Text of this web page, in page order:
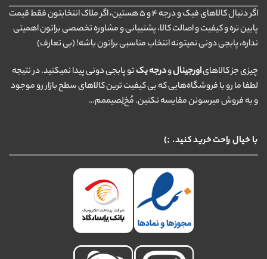
اگر دنبال کالاهای فیک و درجه ۴ و ۵ هستین، اگر ملاک انتخابتون فقط قیمت
پایین تره و کیفیت و اصالت کالا، پشتیبانی و مشاوره تخصصی براتون اهمیتی
نداره، پابجی دونی نمیتونه انتخاب مناسبی براتون باشه! (بی تعارف)
چیزی جز کالاهایاورجینالودرجه یکتو پابجی دونی پیدا نمیکنید. در نتیجه
لطفا ما رو با فروشگاه‌هایی که بی کیفیت ترین کالاهای سطح بازار رو موجود
و به فروش میرسونن مقایسه نکنین. مُخ‌لِصیممم…
با خیال راحت خرید کنید. ;)